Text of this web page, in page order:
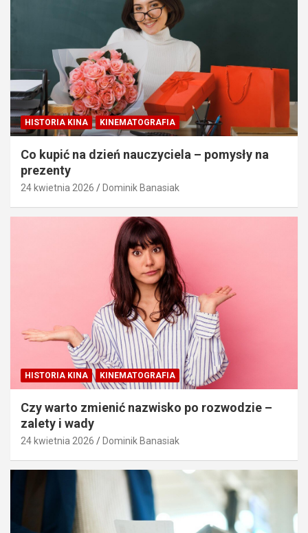
HISTORIA KINA KINEMATOGRAFIA
Co kupić na dzień nauczyciela – pomysły na
prezenty
24 kwietnia 2026 Dominik Banasiak
HISTORIA KINA KINEMATOGRAFIA
Czy warto zmienić nazwisko po rozwodzie –
zalety i wady
24 kwietnia 2026 Dominik Banasiak